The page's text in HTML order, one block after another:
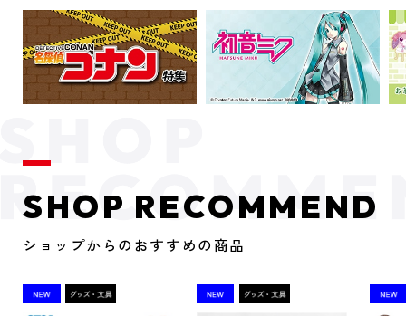
SHOP RECOMMEND
ショップからのおすすめの商品